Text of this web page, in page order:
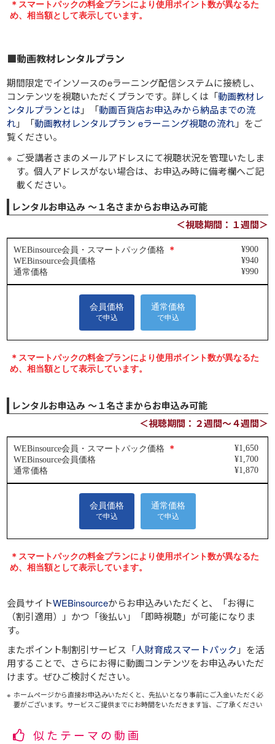
■動画教材レンタルプラン
期間限定でインソースのeラーニング配信システムに接続し、
コンテンツを視聴いただくプランです。詳しくは「動画教材レ
ンタルプランとは 」「動画百貨店お申込みから納品までの流
れ」「動画教材レンタルプラン eラーニング視聴の流れ」をご
覧ください。
ご受講者さまのメールアドレスにて視聴状況を管理いたしま
す。個人アドレスがない場合は、お申込み時に備考欄へご記
載ください。
レンタルお申込み ～１名さまからお申込み可能
＜視聴期間：１週間＞
レンタルお申込み ～１名さまからお申込み可能
＜視聴期間：２週間～４週間＞
会員サイトWEBinsourceからお申込みいただくと、
「お得に
（割引適用）」 かつ 「後払い」 「即時視聴」 が可能になりま
す。
またポイント制割引サービス「人財育成スマートパック 」を活
用することで、さらにお得に動画コンテンツをお申込みいただ
けます。ぜひご検討ください。
ホームページから直接お申込みいただくと、先払いとなり事前にご入金いただく必
要がございます。サービスご提供までにお時間をいただきます旨、ご了承ください
似たテーマの動画